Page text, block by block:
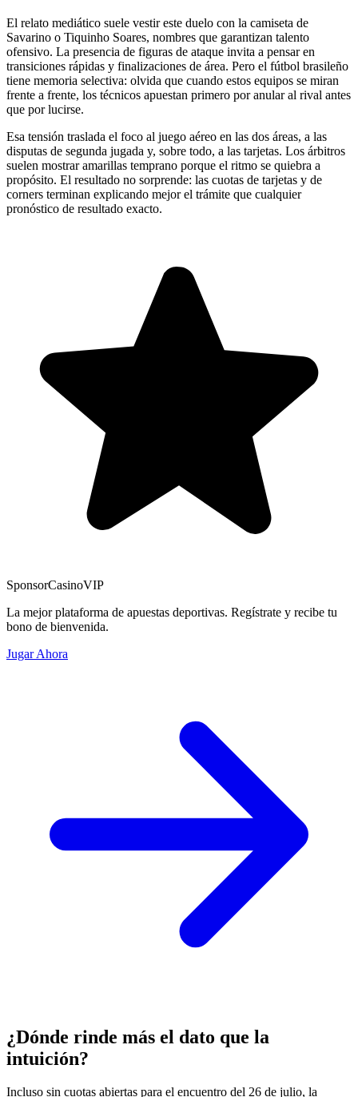
El relato mediático suele vestir este duelo con la camiseta de
Savarino o Tiquinho Soares, nombres que garantizan talento
ofensivo. La presencia de figuras de ataque invita a pensar en
transiciones rápidas y finalizaciones de área. Pero el fútbol brasileño
tiene memoria selectiva: olvida que cuando estos equipos se miran
frente a frente, los técnicos apuestan primero por anular al rival antes
que por lucirse.
Esa tensión traslada el foco al juego aéreo en las dos áreas, a las
disputas de segunda jugada y, sobre todo, a las tarjetas. Los árbitros
suelen mostrar amarillas temprano porque el ritmo se quiebra a
propósito. El resultado no sorprende: las cuotas de tarjetas y de
corners terminan explicando mejor el trámite que cualquier
pronóstico de resultado exacto.
SponsorCasinoVIP
La mejor plataforma de apuestas deportivas. Regístrate y recibe tu
bono de bienvenida.
Jugar Ahora
¿Dónde rinde más el dato que la
intuición?
Incluso sin cuotas abiertas para el encuentro del 26 de julio, la